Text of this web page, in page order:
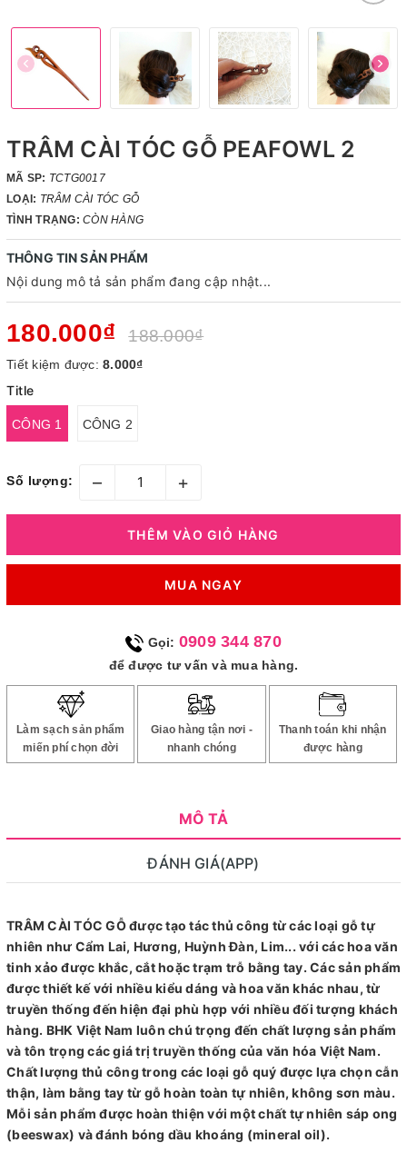
TRÂM CÀI TÓC GỖ PEAFOWL 2
MÃ SP: TCTG0017
LOẠI: TRÂM CÀI TÓC GỖ
TÌNH TRẠNG: CÒN HÀNG
THÔNG TIN SẢN PHẨM
Nội dung mô tả sản phẩm đang cập nhật...
180.000₫ 188.000₫
Tiết kiệm được: 8.000₫
Title
CÔNG 1 CÔNG 2
Số lượng: – +
THÊM VÀO GIỎ HÀNG
MUA NGAY
Gọi: 0909 344 870
để được tư vấn và mua hàng.
Làm sạch sản phẩm
miến phí chọn đời
Giao hàng tận nơi -
nhanh chóng
Thanh toán khi nhận
được hàng
MÔ TẢ
ĐÁNH GIÁ(APP)
TRÂM CÀI TÓC GỖ được tạo tác thủ công từ các loại gỗ tự
nhiên như Cẩm Lai, Hương, Huỳnh Đàn, Lim... với các hoa văn
tinh xảo được khắc, cắt hoặc trạm trỗ bằng tay. Các sản phẩm
được thiết kế với nhiều kiểu dáng và hoa văn khác nhau, từ
truyền thống đến hiện đại phù hợp với nhiều đối tượng khách
hàng. BHK Việt Nam luôn chú trọng đến chất lượng sản phẩm
và tôn trọng các giá trị truyền thống của văn hóa Việt Nam.
Chất lượng thủ công trong các loại gỗ quý được lựa chọn cẫn
thận, làm bằng tay từ gỗ hoàn toàn tự nhiên, không sơn màu.
Mỗi sản phẩm được hoàn thiện với một chất tự nhiên sáp ong
(beeswax) và đánh bóng dầu khoáng (mineral oil).